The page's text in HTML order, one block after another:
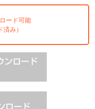
ード可能
済み）